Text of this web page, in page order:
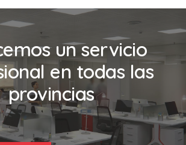
un servicio
en todas las
provincias